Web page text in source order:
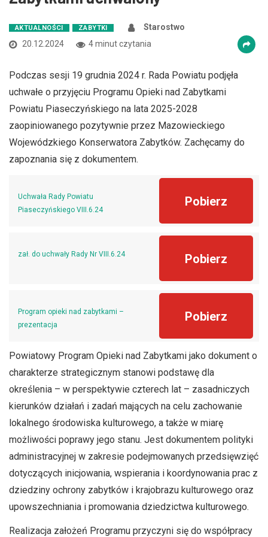
AKTUALNOŚCI ZABYTKI
Starostwo
20.12.2024
4 minut czytania
Podczas sesji 19 grudnia 2024 r. Rada Powiatu podjęła
uchwałe o przyjęciu Programu Opieki nad Zabytkami
Powiatu Piaseczyńskiego na lata 2025-2028
zaopiniowanego pozytywnie przez Mazowieckiego
Wojewódzkiego Konserwatora Zabytków. Zachęcamy do
zapoznania się z dokumentem.
Uchwała Rady Powiatu
Piaseczyńskiego VIII.6.24
Pobierz
zał. do uchwały Rady Nr VIII.6.24 Pobierz
Program opieki nad zabytkami –
prezentacja
Pobierz
Powiatowy Program Opieki nad Zabytkami jako dokument o
charakterze strategicznym stanowi podstawę dla
określenia – w perspektywie czterech lat – zasadniczych
kierunków działań i zadań mających na celu zachowanie
lokalnego środowiska kulturowego, a także w miarę
możliwości poprawy jego stanu. Jest dokumentem polityki
administracyjnej w zakresie podejmowanych przedsięwzięć
dotyczących inicjowania, wspierania i koordynowania prac z
dziedziny ochrony zabytków i krajobrazu kulturowego oraz
upowszechniania i promowania dziedzictwa kulturowego.
Realizacja założeń Programu przyczyni się do współpracy